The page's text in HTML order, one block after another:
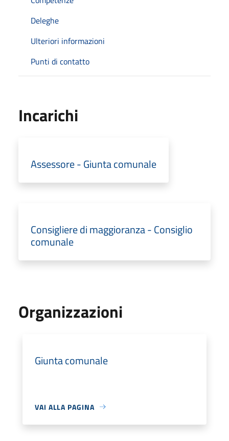
Deleghe
Ulteriori informazioni
Punti di contatto
Incarichi
Assessore - Giunta comunale
Consigliere di maggioranza - Consiglio
comunale
Organizzazioni
Giunta comunale
VAI ALLA PAGINA